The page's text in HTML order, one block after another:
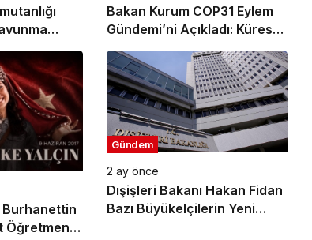
Duyurdu
Bakan Kurum COP31 Eylem
Gündemi’ni Açıkladı: Küresel
İklim Eylemi İçin 10 Öncelikli
Alan Ve 6 Hedef Belirlendi
Burhanettin
Öğretmen
Gündem
2 ay önce
Dışişleri Bakanı Hakan Fidan
Bazı Büyükelçilerin Yeni